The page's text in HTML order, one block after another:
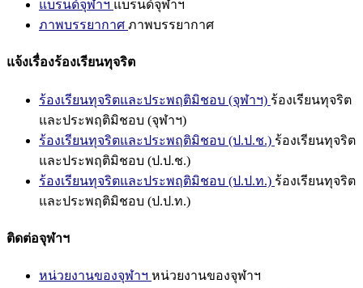
แบรนด์จุฬาฯ แบรนด์จุฬาฯ
ภาพบรรยากาศ ภาพบรรยากาศ
แจ้งเรื่องร้องเรียนทุจริต
ร้องเรียนทุจริตและประพฤติมิชอบ (จุฬาฯ) ร้องเรียนทุจริต
และประพฤติมิชอบ (จุฬาฯ)
ร้องเรียนทุจริตและประพฤติมิชอบ (ป.ป.ช.) ร้องเรียนทุจริต
และประพฤติมิชอบ (ป.ป.ช.)
ร้องเรียนทุจริตและประพฤติมิชอบ (ป.ป.ท.) ร้องเรียนทุจริต
และประพฤติมิชอบ (ป.ป.ท.)
ติดต่อจุฬาฯ
หน่วยงานของจุฬาฯ หน่วยงานของจุฬาฯ